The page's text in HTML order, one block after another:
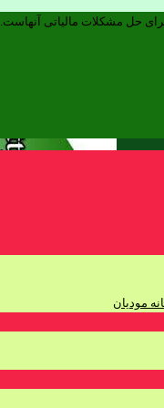
حل مشکلات مالیاتی آنهاست.
مودیان